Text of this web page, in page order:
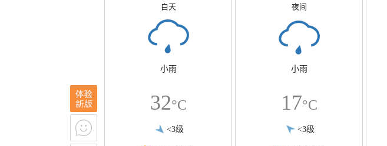
白天
小雨
32°C
<3级
夜间
小雨
17°C
<3级